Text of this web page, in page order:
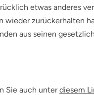
etwas anderes
wieder zurückerhalten
aus seinen
Sie auch unterdiesem